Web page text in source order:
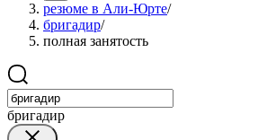
резюме в Али-Юрте/
бригадир/
полная занятость
бригадир